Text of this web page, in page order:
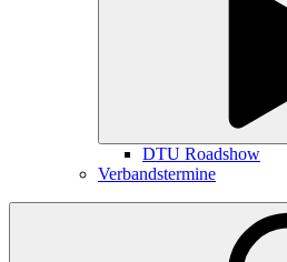
DTU Roadshow
Verbandstermine